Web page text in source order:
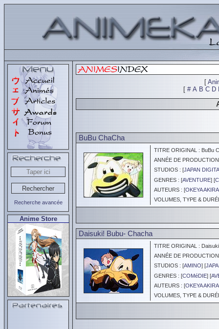
Recherche avancée
Anime Store
[
[ # A B C D
BuBu ChaCha
TITRE ORIGINAL : BuBu
ANNÉE DE
STUDIOS : [JAPAN
GENRES : [AVENTURE] [
AUTEURS : [OKEYA AKIRA
VOLUMES, TYPE &
Daisuki! Bubu- Chacha
TITRE ORIGINAL :
ANNÉE DE
STUDIOS : [AMINO] [
GENRES : [COMéDIE] [
AUTEURS : [OKEYA AKIRA
VOLUMES, TYPE &